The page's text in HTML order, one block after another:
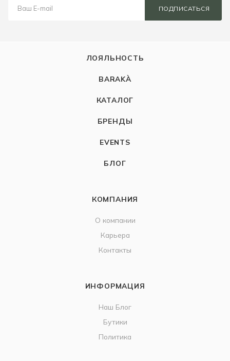
ПОДПИСАТЬСЯ
ЛОЯЛЬНОСТЬ
BARAKÀ
КАТАЛОГ
БРЕНДЫ
EVENTS
БЛОГ
КОМПАНИЯ
О компании
Карьера
Контакты
ИНФОРМАЦИЯ
Наш Блог
Бутики
Политика